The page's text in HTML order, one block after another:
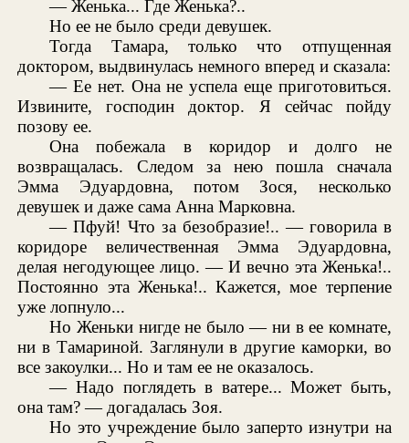
— Женька... Где Женька?..
Но ее не было среди девушек.
Тогда Тамара, только что отпущенная
доктором, выдвинулась немного вперед и сказала:
— Ее нет. Она не успела еще приготовиться.
Извините, господин доктор. Я сейчас пойду
позову ее.
Она побежала в коридор и долго не
возвращалась. Следом за нею пошла сначала
Эмма Эдуардовна, потом Зося, несколько
девушек и даже сама Анна Марковна.
— Пфуй! Что за безобразие!.. — говорила в
коридоре величественная Эмма Эдуардовна,
делая негодующее лицо. — И вечно эта Женька!..
Постоянно эта Женька!.. Кажется, мое терпение
уже лопнуло...
Но Женьки нигде не было — ни в ее комнате,
ни в Тамариной. Заглянули в другие каморки, во
все закоулки... Но и там ее не оказалось.
— Надо поглядеть в ватере... Может быть,
она там? — догадалась Зоя.
Но это учреждение было заперто изнутри на